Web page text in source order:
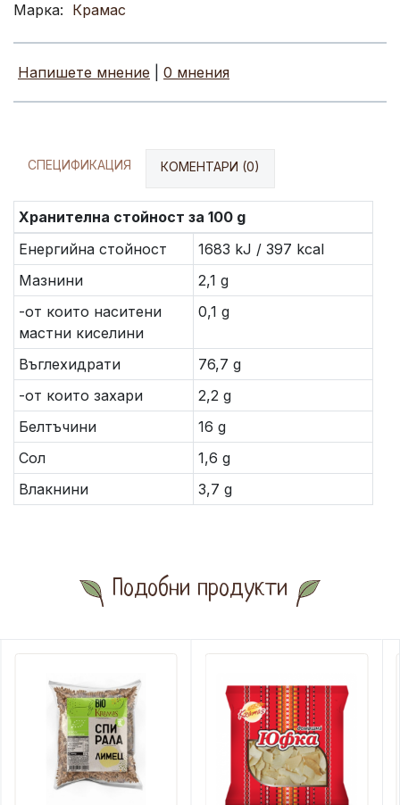
Марка: Крамас
Напишете мнение 0 мнения
СПЕЦИФИКАЦИЯ КОМЕНТАРИ (0)
Хранителна стойност за 100 g
Енергийна стойност
1683 kJ / 397 kcal
Мазнини
2,1 g
-от които наситени
мастни киселини
0,1 g
Въглехидрати
76,7 g
-от които захари
2,2 g
Белтъчини
16 g
Сол
1,6 g
Влакнини
3,7 g
Подобни продукти